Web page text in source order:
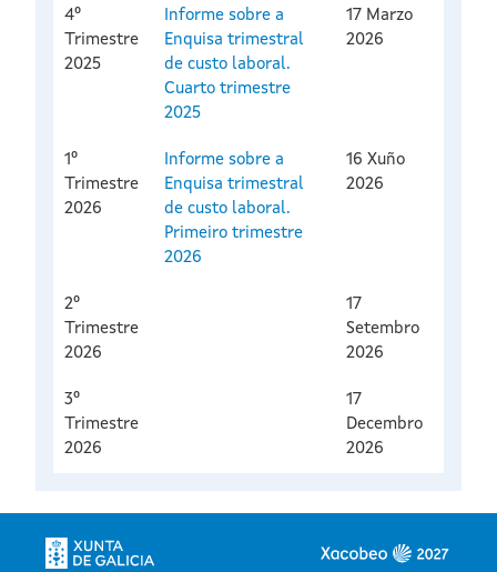
4º
Trimestre
2025
Informe sobre a
Enquisa trimestral
de custo laboral.
Cuarto trimestre
2025
17 Marzo
2026
1º
Trimestre
2026
Informe sobre a
Enquisa trimestral
de custo laboral.
Primeiro trimestre
2026
16 Xuño
2026
2º
Trimestre
2026
17
Setembro
2026
3º
Trimestre
2026
17
Decembro
2026